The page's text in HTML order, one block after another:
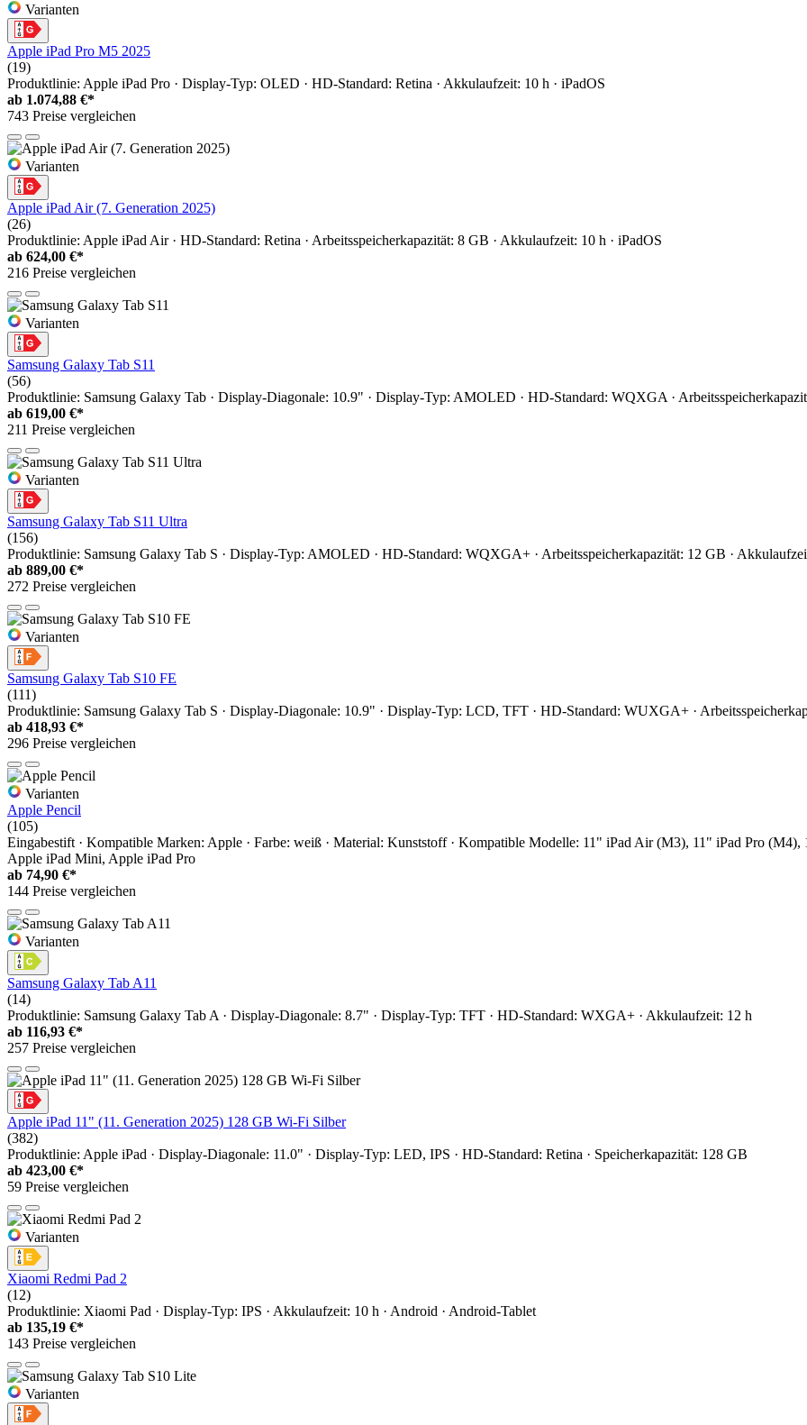
Varianten
Apple iPad Pro M5 2025
(19)
Produktlinie: Apple iPad Pro · Display-Typ: OLED · HD-Standard: Retina · Akkulaufzeit: 10 h · iPadOS
ab 1.074,88 €*
743 Preise vergleichen
Varianten
Apple iPad Air (7. Generation 2025)
(26)
Produktlinie: Apple iPad Air · HD-Standard: Retina · Arbeitsspeicherkapazität: 8 GB · Akkulaufzeit: 10 h · iPadOS
ab 624,00 €*
216 Preise vergleichen
Varianten
Samsung Galaxy Tab S11
(56)
Produktlinie: Samsung Galaxy Tab · Display-Diagonale: 10.9" · Display-Typ: AMOLED · HD-Standard: WQXGA ·
ab 619,00 €*
211 Preise vergleichen
Varianten
Samsung Galaxy Tab S11 Ultra
(156)
Produktlinie: Samsung Galaxy Tab S · Display-Typ: AMOLED · HD-Standard: WQXGA+ · Arbeitsspeicherkapazität: 12 GB ·
ab 889,00 €*
272 Preise vergleichen
Varianten
Samsung Galaxy Tab S10 FE
(111)
Produktlinie: Samsung Galaxy Tab S · Display-Diagonale: 10.9" · Display-Typ: LCD, TFT · HD-Standard: WUXGA+ ·
ab 418,93 €*
296 Preise vergleichen
Varianten
Apple Pencil
(105)
Eingabestift · Kompatible Marken: Apple · Farbe: weiß · Material: Kunststoff · Kompatible Modelle: 11" iPad Air (M3), 11" iPad Pro
Apple iPad Mini, Apple iPad Pro
ab 74,90 €*
144 Preise vergleichen
Varianten
Samsung Galaxy Tab A11
(14)
Produktlinie: Samsung Galaxy Tab A · Display-Diagonale: 8.7" · Display-Typ: TFT · HD-Standard: WXGA+ · Akkulaufzeit: 12 h
ab 116,93 €*
257 Preise vergleichen
Apple iPad 11" (11. Generation 2025) 128 GB Wi-Fi Silber
(382)
Produktlinie: Apple iPad · Display-Diagonale: 11.0" · Display-Typ: LED, IPS · HD-Standard: Retina · Speicherkapazität: 128 GB
ab 423,00 €*
59 Preise vergleichen
Varianten
Xiaomi Redmi Pad 2
(12)
Produktlinie: Xiaomi Pad · Display-Typ: IPS · Akkulaufzeit: 10 h · Android · Android-Tablet
ab 135,19 €*
143 Preise vergleichen
Varianten